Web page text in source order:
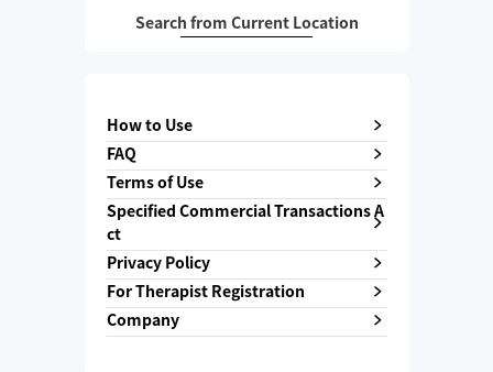
Search from Current Location
How to Use
FAQ
Terms of Use
Specified Commercial Transactions A
ct
Privacy Policy
For Therapist Registration
Company